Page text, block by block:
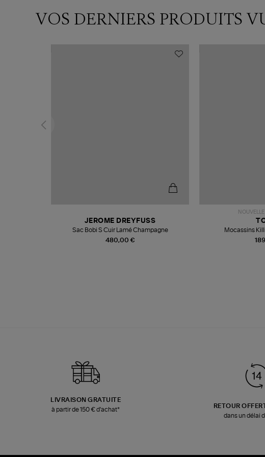
VOS DERNIERS PRODUITS
480,00 €
JEROME DREYFUSS
Sac Bobi S Cuir Lamé Champagne Mocassins
LIVRAISON GRATUITE
à partir de 150 € d'achat*
RETOUR
dans un délai